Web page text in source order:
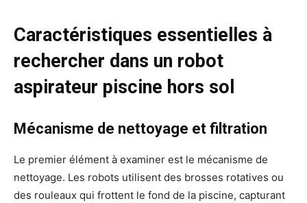
Caractéristiques essentielles à
rechercher dans un robot
aspirateur piscine hors sol
Mécanisme de nettoyage et filtration
Le premier élément à examiner est le mécanisme de
nettoyage. Les robots utilisent des brosses rotatives ou
des rouleaux qui frottent le fond de la piscine, capturant